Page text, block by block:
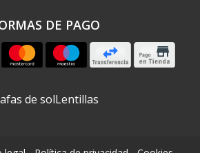
DE PAGO
de solLentillas